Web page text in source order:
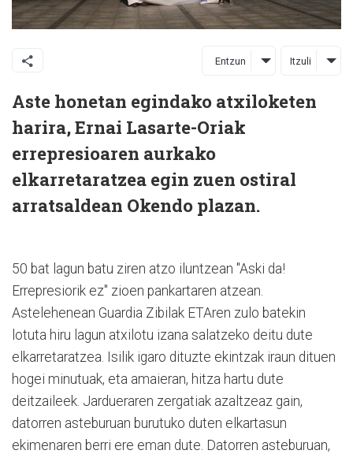
Entzun Itzuli
Aste honetan egindako atxiloketen
harira, Ernai Lasarte-Oriak
errepresioaren aurkako
elkarretaratzea egin zuen ostiral
arratsaldean Okendo plazan.
50 bat lagun batu ziren atzo iluntzean "Aski da!
Errepresiorik ez" zioen pankartaren atzean.
Astelehenean Guardia Zibilak ETAren zulo batekin
lotuta hiru lagun atxilotu izana salatzeko deitu dute
elkarretaratzea. Isilik igaro dituzte ekintzak iraun dituen
hogei minutuak, eta amaieran, hitza hartu dute
deitzaileek. Jardueraren zergatiak azaltzeaz gain,
datorren asteburuan burutuko duten elkartasun
ekimenaren berri ere eman dute. Datorren asteburuan,